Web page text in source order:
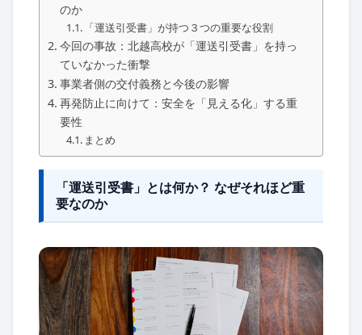
のか
「運送引受書」が持つ３つの重要な役割
今回の事故：北越高校が「運送引受書」を持っ
ていなかった衝撃
事業者側の交付義務と今後の影響
再発防止に向けて：安全を「見える化」する重
要性
まとめ
「運送引受書」とは何か？ なぜそれほど重
要なのか